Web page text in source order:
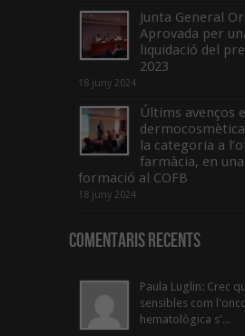
Junta General
Aprovada per
liquidació del
2023
18 juny 2024
Últims avenços
la categoria a
farmàcia, en
formació al COFB
18 juny 2024
Comentaris Recents
Paula Luglin: Crec
sensibles com
hematològica s'...